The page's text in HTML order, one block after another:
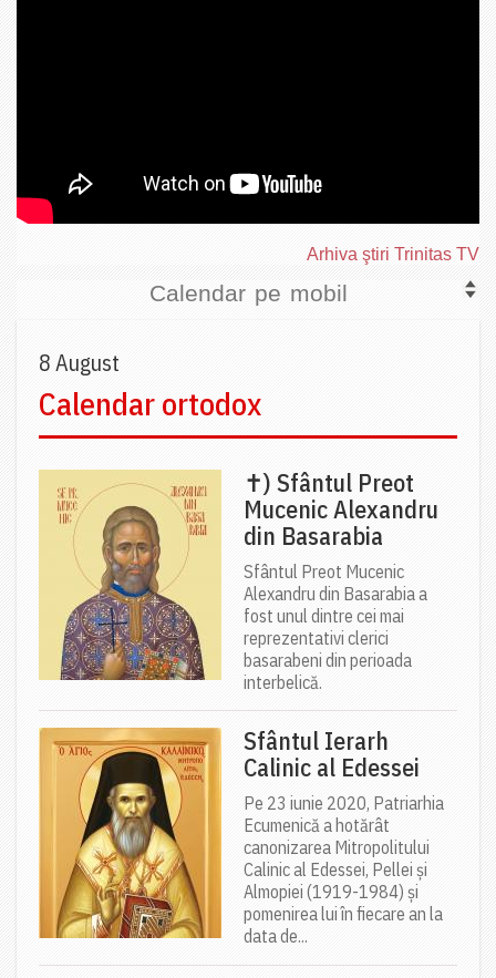
Arhiva ştiri Trinitas TV
Calendar pe mobil
8 August
Calendar ortodox
✝) Sfântul Preot
Mucenic Alexandru
din Basarabia
Sfântul Preot Mucenic
Alexandru din Basarabia a
fost unul dintre cei mai
reprezentativi clerici
basarabeni din perioada
interbelică.
Sfântul Ierarh
Calinic al Edessei
Pe 23 iunie 2020, Patriarhia
Ecumenică a hotărât
canonizarea Mitropolitului
Calinic al Edessei, Pellei și
Almopiei (1919-1984) și
pomenirea lui în fiecare an la
data de...